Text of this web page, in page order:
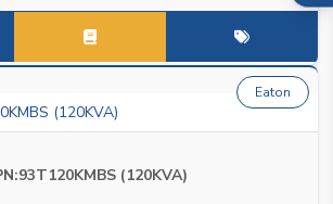
PN:93T120KMBS (120KVA)
Eaton